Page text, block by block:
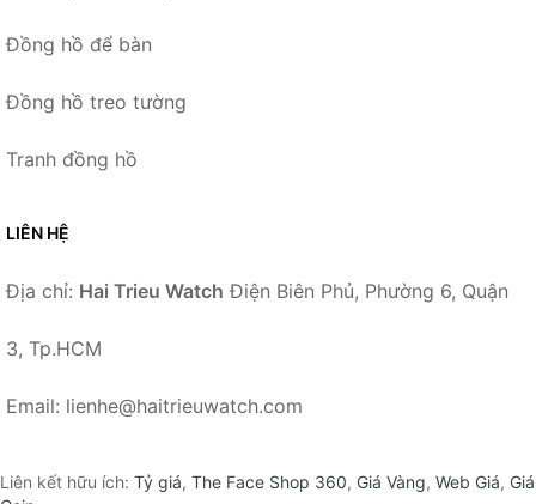
Đồng hồ để bàn
Đồng hồ treo tường
Tranh đồng hồ
LIÊN HỆ
Địa chỉ: Hai Trieu Watch Điện Biên Phủ, Phường 6, Quận
3, Tp.HCM
Email: lienhe@haitrieuwatch.com
Liên kết hữu ích: Tỷ giá, The Face Shop 360, Giá Vàng, Web Giá, Giá